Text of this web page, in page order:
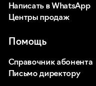
Помощь
Справочник абонента
Письмо директору
Написать в WhatsApp
Центры продаж